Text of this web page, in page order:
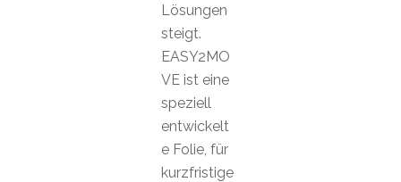
Lösungen
steigt.
EASY2MO
VE ist eine
speziell
entwickelt
e Folie, für
kurzfristige